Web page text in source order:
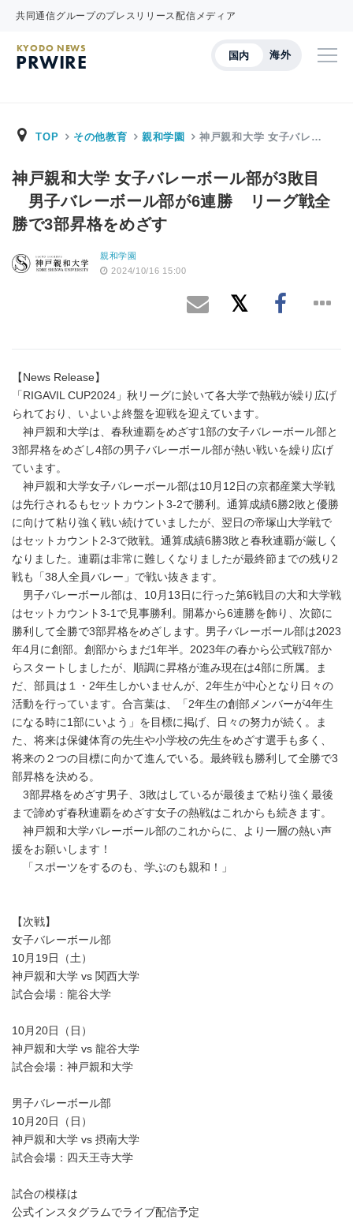
共同通信グループのプレスリリース配信メディア
国内 海外
KYODO NEWS
PRWIRE
TOP その他教育 親和学園 神戸親和大学 女子バレ…
神戸親和大学 女子バレーボール部が3敗目
男子バレーボール部が6連勝 リーグ戦全
勝で3部昇格をめざす
親和学園
2024/10/16 15:00
【News Release】
「RIGAVIL CUP2024」秋リーグに於いて各大学で熱戦が繰り広げ
られており、いよいよ終盤を迎戦を迎えています。
神戸親和大学は、春秋連覇をめざす1部の女子バレーボール部と
3部昇格をめざし4部の男子バレーボール部が熱い戦いを繰り広げ
ています。
神戸親和大学女子バレーボール部は10月12日の京都産業大学戦
は先行されるもセットカウント3-2で勝利。通算成績6勝2敗と優勝
に向けて粘り強く戦い続けていましたが、翌日の帝塚山大学戦で
はセットカウント2-3で敗戦。通算成績6勝3敗と春秋連覇が厳しく
なりました。連覇は非常に難しくなりましたが最終節までの残り2
戦も「38人全員バレー」で戦い抜きます。
男子バレーボール部は、10月13日に行った第6戦目の大和大学戦
はセットカウント3-1で見事勝利。開幕から6連勝を飾り、次節に
勝利して全勝で3部昇格をめざします。男子バレーボール部は2023
年4月に創部。創部からまだ1年半。2023年の春から公式戦7部か
らスタートしましたが、順調に昇格が進み現在は4部に所属。ま
だ、部員は１・2年生しかいませんが、2年生が中心となり日々の
活動を行っています。合言葉は、「2年生の創部メンバーが4年生
になる時に1部にいよう」を目標に掲げ、日々の努力が続く。ま
た、将来は保健体育の先生や小学校の先生をめざす選手も多く、
将来の２つの目標に向かて進んでいる。最終戦も勝利して全勝で3
部昇格を決める。
3部昇格をめざす男子、3敗はしているが最後まで粘り強く最後
まで諦めず春秋連覇をめざす女子の熱戦はこれからも続きます。
神戸親和大学バレーボール部のこれからに、より一層の熱い声
援をお願いします！
「スポーツをするのも、学ぶのも親和！」
【次戦】
女子バレーボール部
10月19日（土）
神戸親和大学 vs 関西大学
試合会場：龍谷大学
10月20日（日）
神戸親和大学 vs 龍谷大学
試合会場：神戸親和大学
男子バレーボール部
10月20日（日）
神戸親和大学 vs 摂南大学
試合会場：四天王寺大学
試合の模様は
公式インスタグラムでライブ配信予定